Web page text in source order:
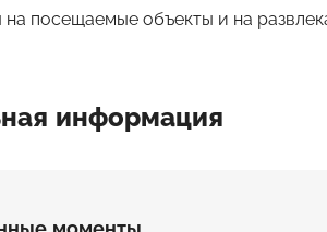
посещаемые объекты и на
информация